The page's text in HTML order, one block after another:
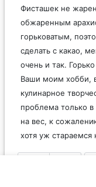
Фисташек не
обжаренным
горьковатым,
сделать с какао,
очень и так.
Ваши моим хобби,
кулинарное
проблема только в
на вес, к
хотя уж стараемся